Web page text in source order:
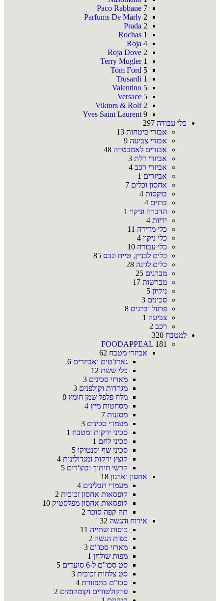
Paco Rabbane 7
Parfums De Marly 2
Prada 2
Rochas 1
Roja 4
Roja Dove 2
Terry Mugler 1
Tom Ford 5
Trusardi 1
Valentino 5
Versace 5
Viktors & Rolf 2
Yves Saint Laurent 9
כלי עבודה 297
אבזרי ביטחות 13
אבזרי צביעה 9
אבזרים לאמבטייה 48
אביזרי דלת 3
אביזרי רכב 4
אביזרים 1
אחסון וכלים 7
בוקסות 4
ברזים 4
הדברה וניקוי 1
ידיות 4
כלי מדידה 11
כלי ניקוי 4
כלי עבודה 10
כלים לבניין, טייח וגבס 85
כלים לגינה 28
מברגים 25
מברשות 17
ניקיון 5
סכינים 3
פרזול וברגים 8
צביעה 1
רכב 2
למטבח 320
FOODAPPEAL 181
אביזרי מטבח 62
גאדג'טים ואביזרים 6
כלי ששת 12
מארזי סכינים 3
מגרדות וקולפנים 3
מלח פלפל שמן חומץ 8
מסחטות מיץ 4
מסננות 7
מעמדי סכינים 3
סכיני ירקות ומטבח 1
סכיני לחם 1
סכיני שף וסנטוקו 5
קוצץ ירקות ומנדולינות 4
קרשי חיתוך ובוצ'רים 5
אחסון וארגון 18
מעמדי תבלינים 4
קופסאות אחסון זכוכית 2
קופסאות אחסון מפלסטיק 10
תה קפה סוכר 2
אירוח והגשה 32
כוסות שתייה 11
כפות הגשה 2
מארזי סכו"ם 3
מפות שולחן 1
סט סכו"ם ל-6 סועדים
5
סט צלחות זכוכית 3
סכו"ם בתפזורת 4
פרקולטורים וקומקומים 2